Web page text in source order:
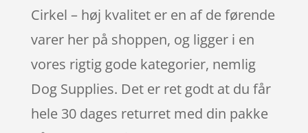
Cirkel – høj kvalitet er en af de førende
varer her på shoppen, og ligger i en
vores rigtig gode kategorier, nemlig
Dog Supplies. Det er ret godt at du får
hele 30 dages returret med din pakke